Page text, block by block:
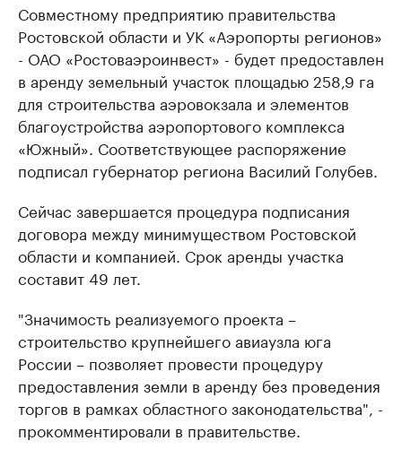
Совместному предприятию правительства
Ростовской области и УК «Аэропорты регионов»
- ОАО «Ростоваэроинвест» - будет предоставлен
в аренду земельный участок площадью 258,9 га
для строительства аэровокзала и элементов
благоустройства аэропортового комплекса
«Южный». Соответствующее распоряжение
подписал губернатор региона Василий Голубев.
Сейчас завершается процедура подписания
договора между минимуществом Ростовской
области и компанией. Срок аренды участка
составит 49 лет.
"Значимость реализуемого проекта –
строительство крупнейшего авиаузла юга
России – позволяет провести процедуру
предоставления земли в аренду без проведения
торгов в рамках областного законодательства", -
прокомментировали в правительстве.